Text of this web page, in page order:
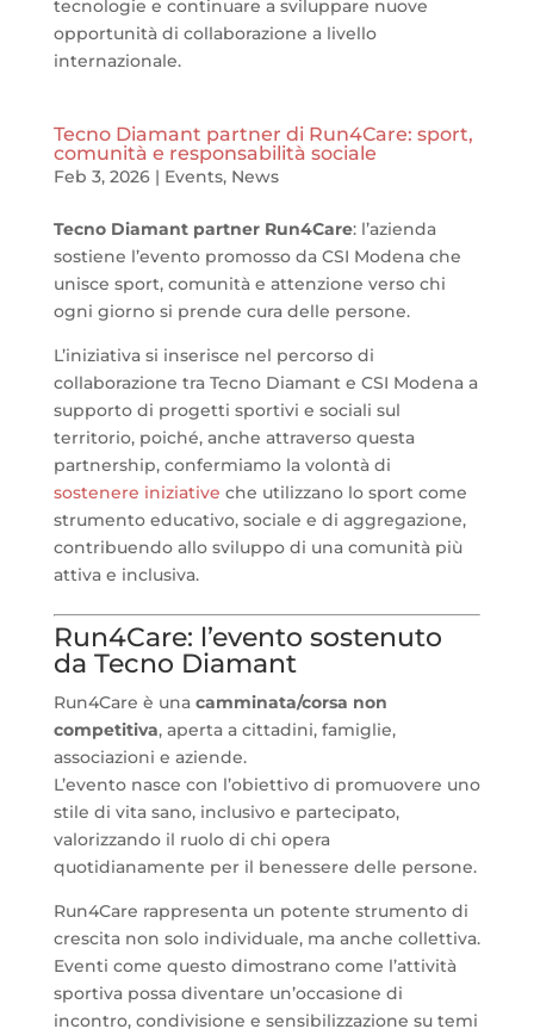
tecnologie e continuare a sviluppare nuove
opportunità di collaborazione a livello
internazionale.
Tecno Diamant partner di Run4Care: sport,
comunità e responsabilità sociale
Feb 3, 2026| Events, News
Tecno Diamant partner Run4Care: l’azienda
sostiene l’evento promosso da CSI Modena che
unisce sport, comunità e attenzione verso chi
ogni giorno si prende cura delle persone.
L’iniziativa si inserisce nel percorso di
collaborazione tra Tecno Diamant e CSI Modena a
supporto di progetti sportivi e sociali sul
territorio, poiché, anche attraverso questa
partnership, confermiamo la volontà di
sostenere iniziative che utilizzano lo sport come
strumento educativo, sociale e di aggregazione,
contribuendo allo sviluppo di una comunità più
attiva e inclusiva.
Run4Care: l’evento sostenuto
da Tecno Diamant
Run4Care è una camminata/corsa non
competitiva, aperta a cittadini, famiglie,
associazioni e aziende.
L’evento nasce con l’obiettivo di promuovere uno
stile di vita sano, inclusivo e partecipato,
valorizzando il ruolo di chi opera
quotidianamente per il benessere delle persone.
Run4Care rappresenta un potente strumento di
crescita non solo individuale, ma anche collettiva.
Eventi come questo dimostrano come l’attività
sportiva possa diventare un’occasione di
incontro, condivisione e sensibilizzazione su temi